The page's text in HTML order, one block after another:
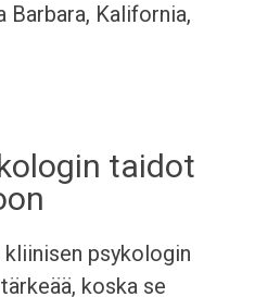
Barbara, Kalifornia,
taidot
psykologin
koska se